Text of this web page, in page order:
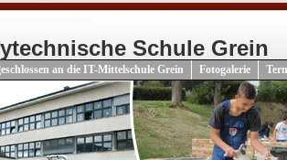
Schule Grein
an die IT-Mittelschule Grein Fotogalerie